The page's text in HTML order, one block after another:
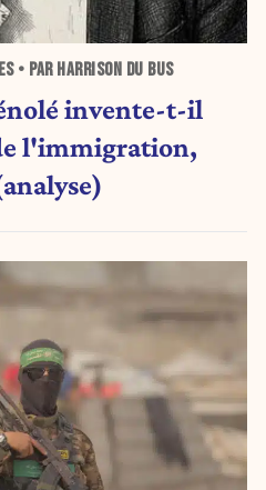
• PAR HARRISON DU BUS
invente-t-il
l'immigration,